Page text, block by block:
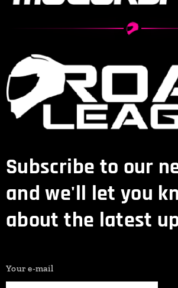
Subscribe to our
and we'll let you
about the latest
Your e-mail